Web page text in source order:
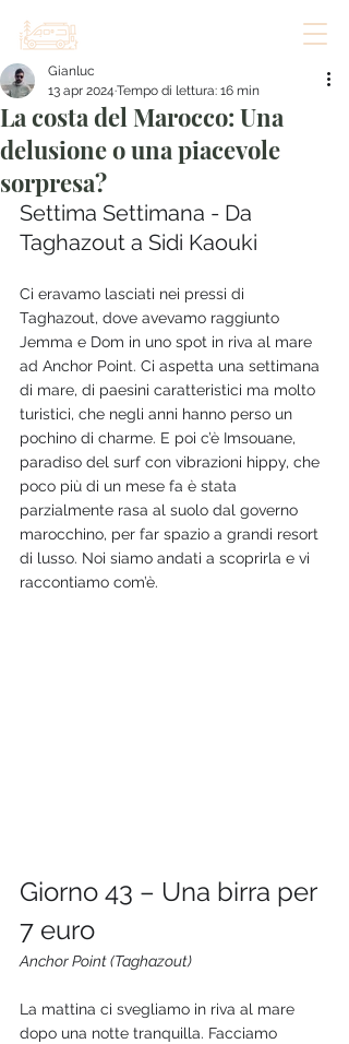
La costa del Marocco: Una
delusione o una piacevole
sorpresa?
Gianluc
13 apr 2024 Tempo di lettura: 16 min
Settima Settimana - Da
Taghazout a Sidi Kaouki
Ci eravamo lasciati nei pressi di
Taghazout, dove avevamo raggiunto
Jemma e Dom in uno spot in riva al mare
ad Anchor Point. Ci aspetta una settimana
di mare, di paesini caratteristici ma molto
turistici, che negli anni hanno perso un
pochino di charme. E poi c’è Imsouane,
paradiso del surf con vibrazioni hippy, che
poco più di un mese fa è stata
parzialmente rasa al suolo dal governo
marocchino, per far spazio a grandi resort
di lusso. Noi siamo andati a scoprirla e vi
raccontiamo com’è.
Giorno 43 – Una birra per
7 euro
Anchor Point (Taghazout)
La mattina ci svegliamo in riva al mare
dopo una notte tranquilla. Facciamo